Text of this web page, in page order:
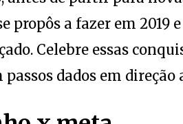
se propôs a fazer em
Celebre essas
passos dados em
x meta